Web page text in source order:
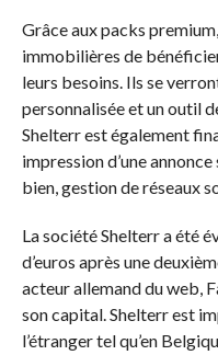
Grâce aux packs
immobilières de
leurs besoins. Ils se
personnalisée et un outil
Shelterr est également
impression d’une
bien, gestion de réseaux
La société Shelterr a été
d’euros après une
acteur allemand du web,
son capital. Shelterr est
l’étranger tel qu’en